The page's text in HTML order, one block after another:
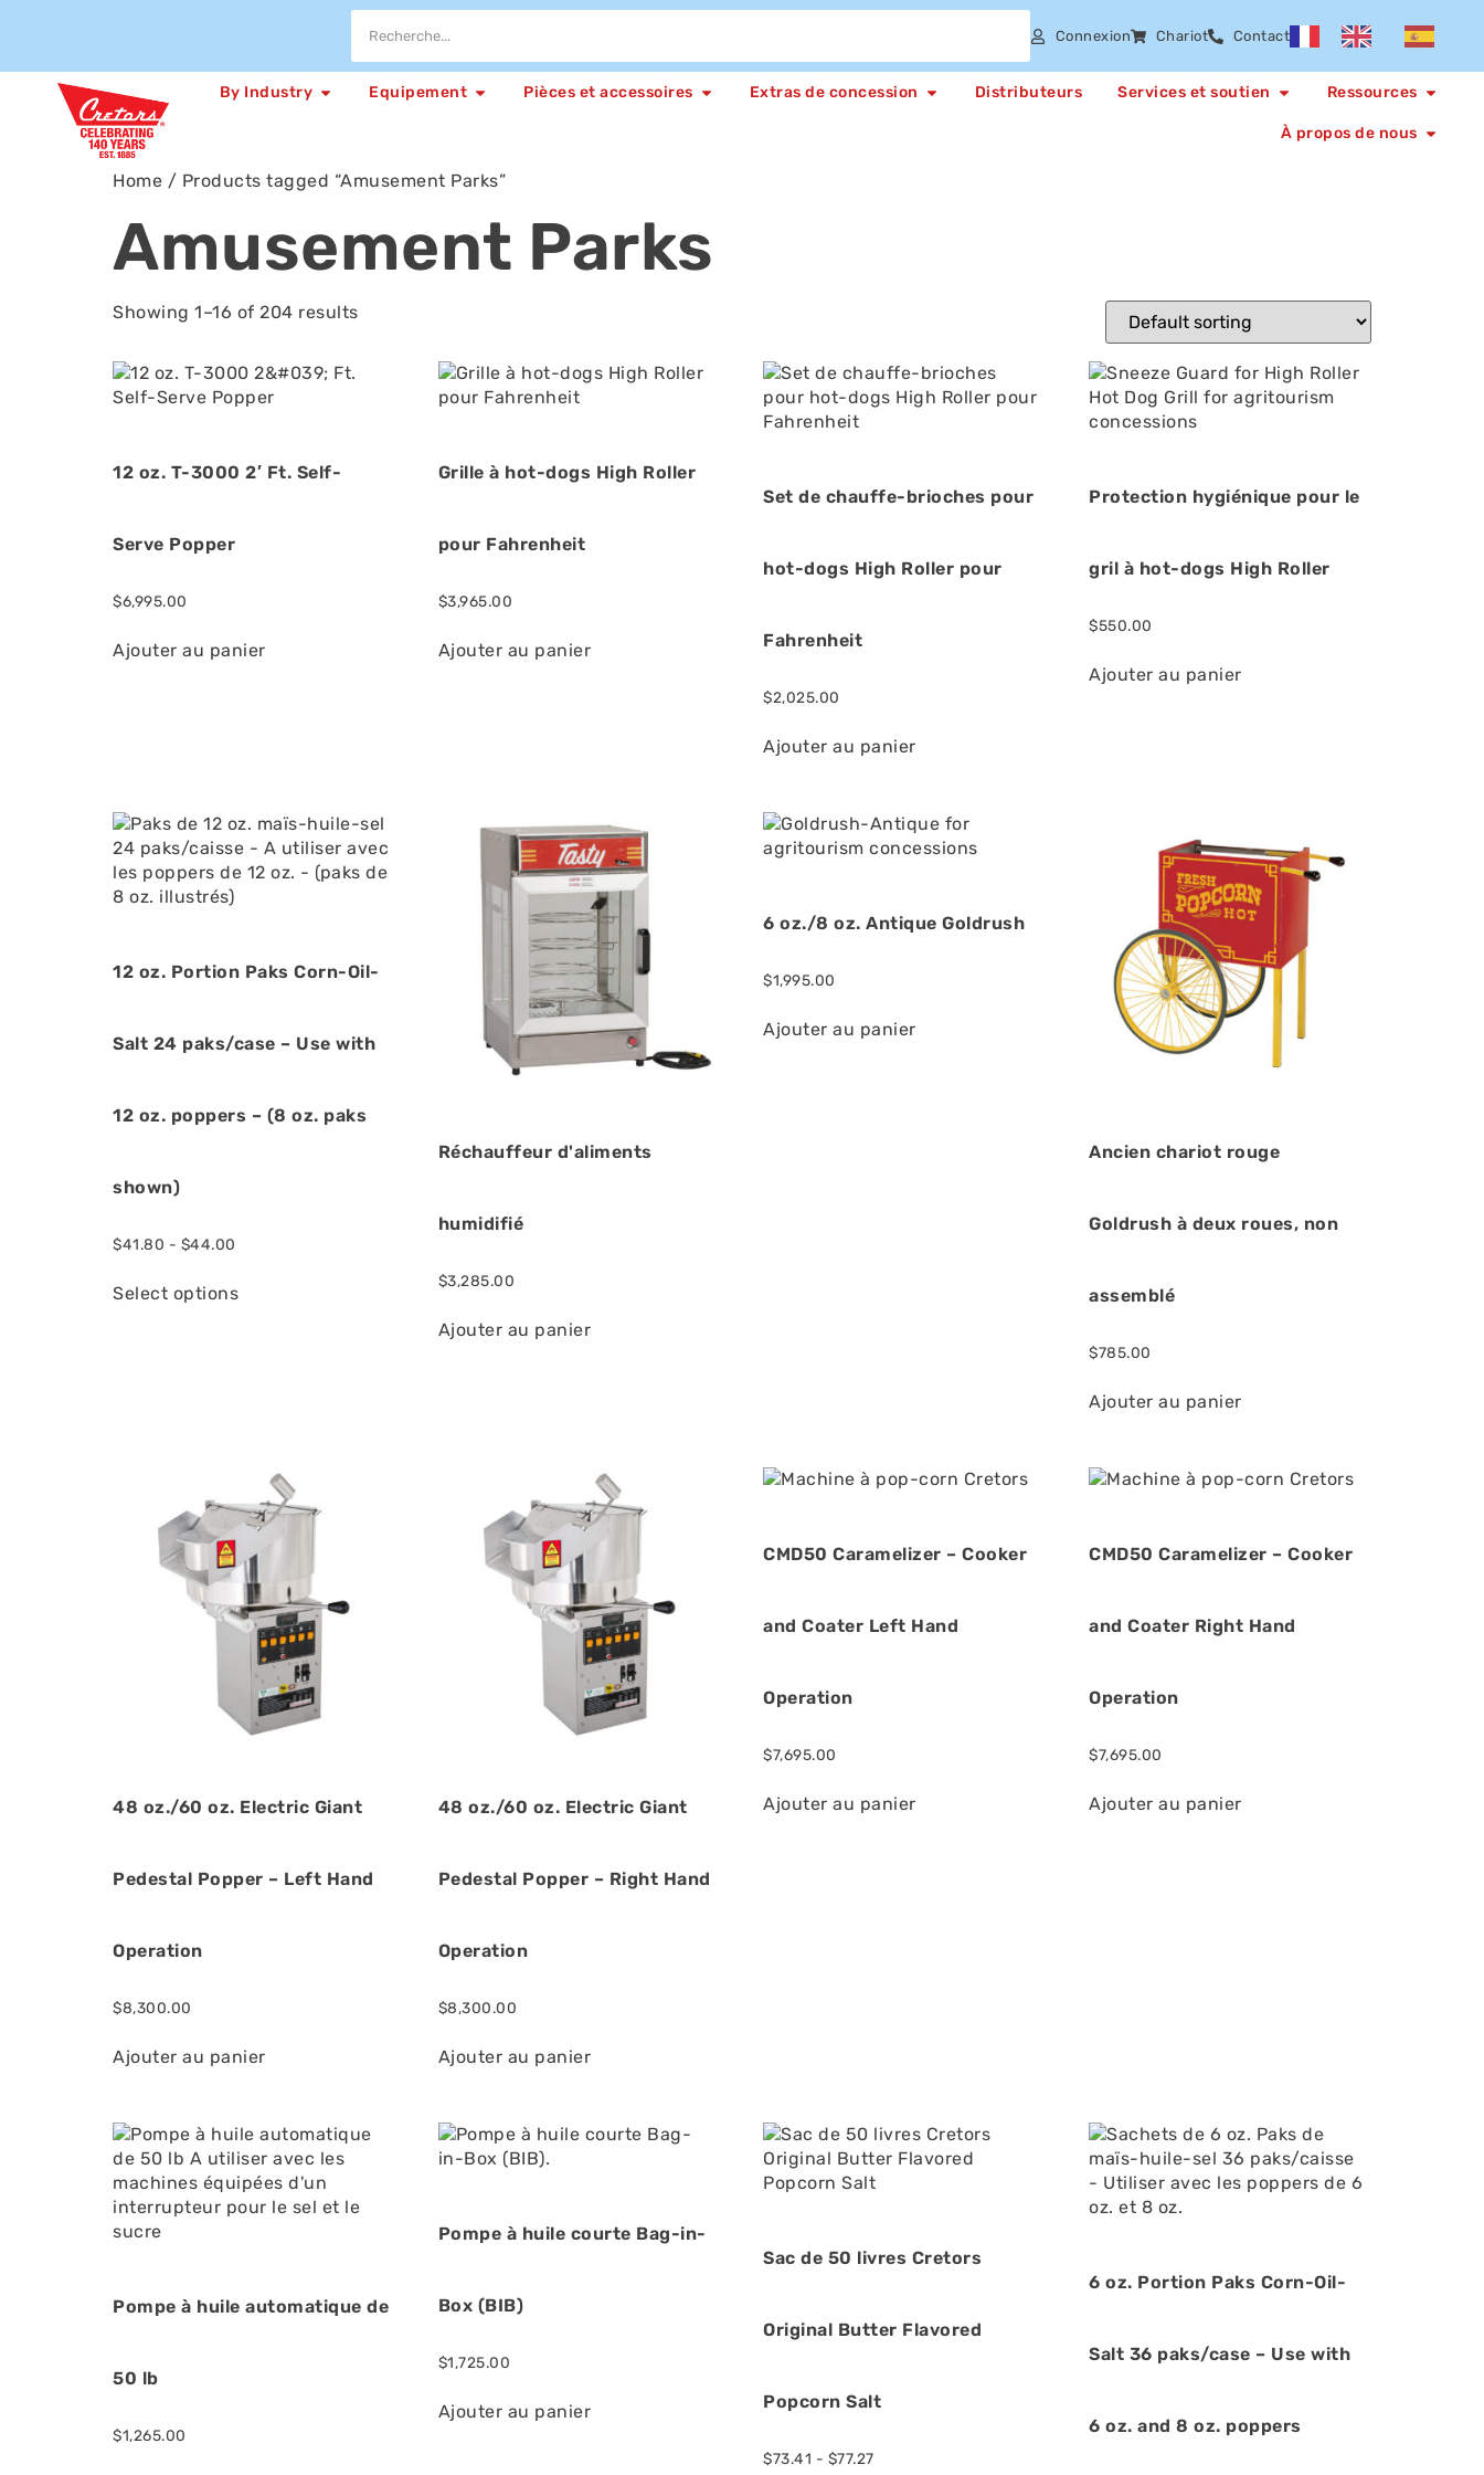
Connexion Chariot Contact
By Industry Equipement Pièces et accessoires Extras de concession Distributeurs Services et soutien Ressources
À propos de nous
Home / Products tagged “Amusement Parks”
Amusement Parks
Showing 1–16 of 204 results
12 oz. T-3000 2′ Ft. Self-
Serve Popper
$6,995.00
Ajouter au panier
Grille à hot-dogs High Roller
pour Fahrenheit
$3,965.00
Ajouter au panier
Set de chauffe-brioches pour
hot-dogs High Roller pour
Fahrenheit
$2,025.00
Ajouter au panier
Protection hygiénique pour le
gril à hot-dogs High Roller
$550.00
Ajouter au panier
12 oz. Portion Paks Corn-Oil-
Salt 24 paks/case – Use with
12 oz. poppers – (8 oz. paks
shown)
$41.80 - $44.00
Select options
Réchauffeur d'aliments
humidifié
$3,285.00
Ajouter au panier
6 oz./8 oz. Antique Goldrush
$1,995.00
Ajouter au panier
Ancien chariot rouge
Goldrush à deux roues, non
assemblé
$785.00
Ajouter au panier
48 oz./60 oz. Electric Giant
Pedestal Popper – Left Hand
Operation
$8,300.00
Ajouter au panier
48 oz./60 oz. Electric Giant
Pedestal Popper – Right Hand
Operation
$8,300.00
Ajouter au panier
CMD50 Caramelizer – Cooker
and Coater Left Hand
Operation
$7,695.00
Ajouter au panier
CMD50 Caramelizer – Cooker
and Coater Right Hand
Operation
$7,695.00
Ajouter au panier
Pompe à huile automatique de
50 lb
$1,265.00
Pompe à huile courte Bag-in-
Box (BIB)
$1,725.00
Ajouter au panier
Sac de 50 livres Cretors
Original Butter Flavored
Popcorn Salt
$73.41 - $77.27
6 oz. Portion Paks Corn-Oil-
Salt 36 paks/case – Use with
6 oz. and 8 oz. poppers